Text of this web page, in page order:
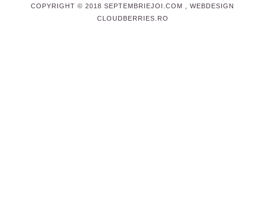
COPYRIGHT © 2018 SEPTEMBRIEJOI.COM , WEBDESIGN
CLOUDBERRIES.RO